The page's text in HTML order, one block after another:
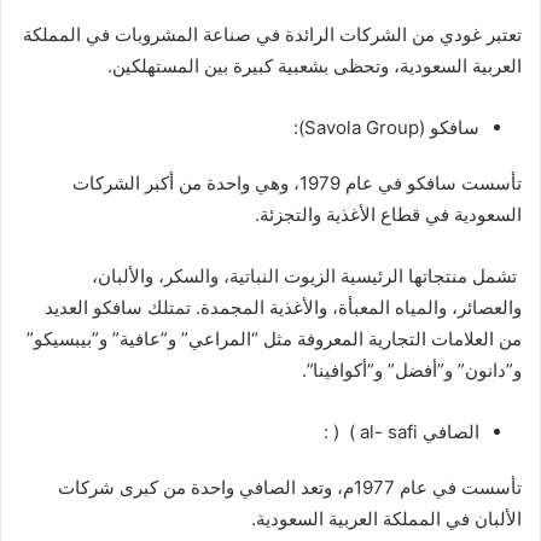
تعتبر غودي من الشركات الرائدة في صناعة المشروبات في المملكة
العربية السعودية، وتحظى بشعبية كبيرة بين المستهلكين.
سافكو (Savola Group):
تأسست سافكو في عام 1979، وهي واحدة من أكبر الشركات
السعودية في قطاع الأغذية والتجزئة.
تشمل منتجاتها الرئيسية الزيوت النباتية، والسكر، والألبان،
والعصائر، والمياه المعبأة، والأغذية المجمدة. تمتلك سافكو العديد
من العلامات التجارية المعروفة مثل “المراعي” و”عافية” و”بيبسيكو”
و”دانون” و”أفضل” و”أكوافينا”.
الصافي al- safi ) ( :
تأسست في عام 1977م، وتعد الصافي واحدة من كبرى شركات
الألبان في المملكة العربية السعودية.